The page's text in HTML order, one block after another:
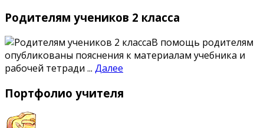
Родителям учеников 2 класса
В помощь родителям
опубликованы пояснения к материалам учебника и
рабочей тетради ... Далее
Портфолио учителя